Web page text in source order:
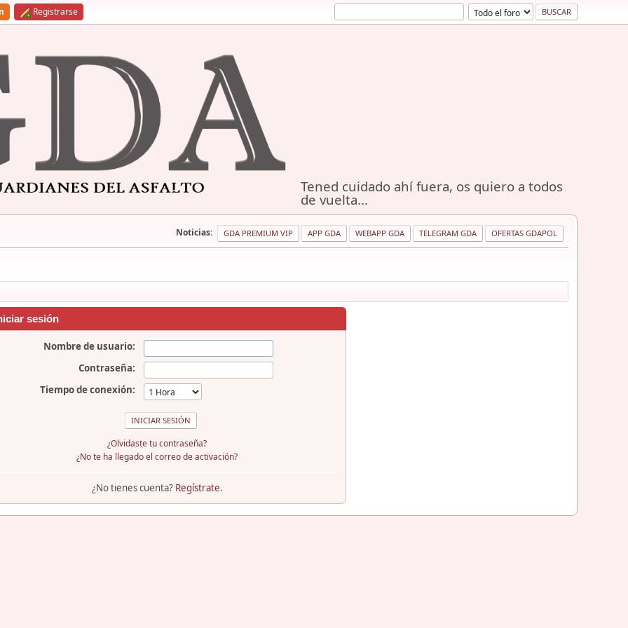
Registrarse
Tened cuidado ahí fuera, os quiero a todos
de vuelta...
Noticias: GDA PREMIUM VIP APP GDA WEBAPP GDA TELEGRAM GDA OFERTAS GDAPOL
sesión
Nombre de usuario:
Contraseña:
Tiempo de conexión:
¿Olvidaste tu contraseña?
¿No te ha llegado el correo de activación?
¿No tienes cuenta? Regístrate.